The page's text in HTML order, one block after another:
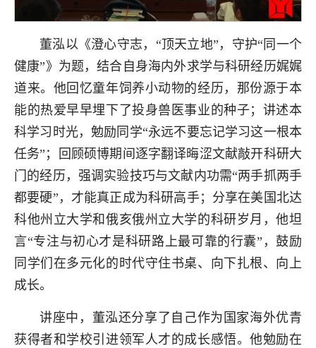
董泓以《澄心守志，“顶天立地”，守护“同一个
健康”》为题，结合自身海内外求学与科研经历娓娓
道来。他回忆童年饲养小动物的经历，那份源于本
能的热爱早早埋下了投身兽医事业的种子；讲述本
科学习时光，勉励同学“永远不要忘记学习这一根本
任务”；回顾硕博期间逐字翻译晦涩文献敲开科研大
门的经历，强调实验技巧与文献内功需“两手抓两手
都要硬”，才能真正成为科研高手；分享在美国北达
科他州立大学和俄亥俄州立大学的科研岁月，他坦
言“专注与初心才是科研路上最可靠的行囊”，鼓励
同学们在多元化的时代守住书桌、向下扎根、向上
成长。
讲座中，董泓还分享了自己作为国家海外优青
获得者和学校引进领军人才的成长感悟。他勉励在